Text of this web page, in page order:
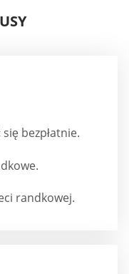
bezpłatnie.
randkowej.